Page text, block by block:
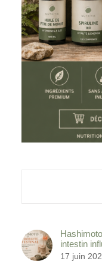
intestin
17 juin